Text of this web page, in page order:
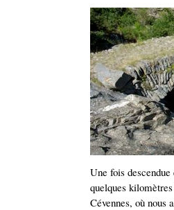
Une fois
quelques
Cévennes, où nous